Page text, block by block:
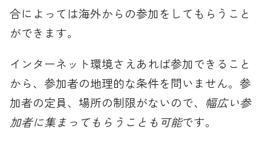
合によっては海外からの参加をしてもらうこと
ができます。
インターネット環境さえあれば参加できること
から、参加者の地理的な条件を問いません。参
加者の定員、場所の制限がないので、 幅広い参
加者に集まってもらうことも可能です。